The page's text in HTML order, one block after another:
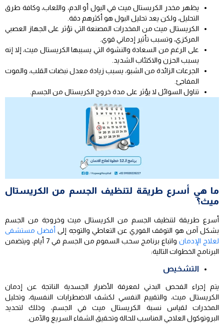
يظهر مخدر الكريستال ميث في البول أو الدم، واللعاب، وكافة طرق
التحليل، ولكن يعد تحليل البول هو أكثرهم دقة.
الكريستال ميث من المخدرات المصنعة التي تؤثر على الجهاز العصبي
المركزي، وتسبب تأثير إدماني قوي.
على الرغم من السعادة والنشوة التي يسببها الكريستال ميث، إلا إنه
يسبب الحزن والاكتئاب الشديد.
الجرعات الزائدة من الشبو، يسبب زيادة معدل نبضات القلب، والموت
المفاجئ.
تناول السوائل لا يؤثر على مدة خروج الكريستال من الجسم.
ما هي أسرع طريقة لتنظيف الجسم من الكريستال
ميث؟
أسرع طريقة لتنظيف الجسم من الكريستال ميث وخروجة من الجسم
بشكل آمن هو التوقف الفوري عن التعاطي والتوجه إلى أفضل مستشفى
لعلاج الإدمان
واتباع برنامج سحب السموم من الجسم في 7 أيام، ويتضمن
البرنامج الخطوات التالية:
التشخيص
يتم إجراء الفحص البدني لمعرفة الأضرار الجسدية الناتجة عن إدمان
الكريستال ميث، والتقييم النفسي لكشف الاضطرابات النفسية، وتحليل
المخدرات لقياس نسبة الكريستال ميث في الجسم، وذلك لتحديد
البروتوكول العلاجي المناسب للحالة وتحقيق الشفاء السريع والآمن.